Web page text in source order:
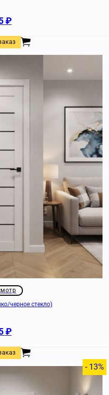
₽
черное стекло)
₽
- 13%